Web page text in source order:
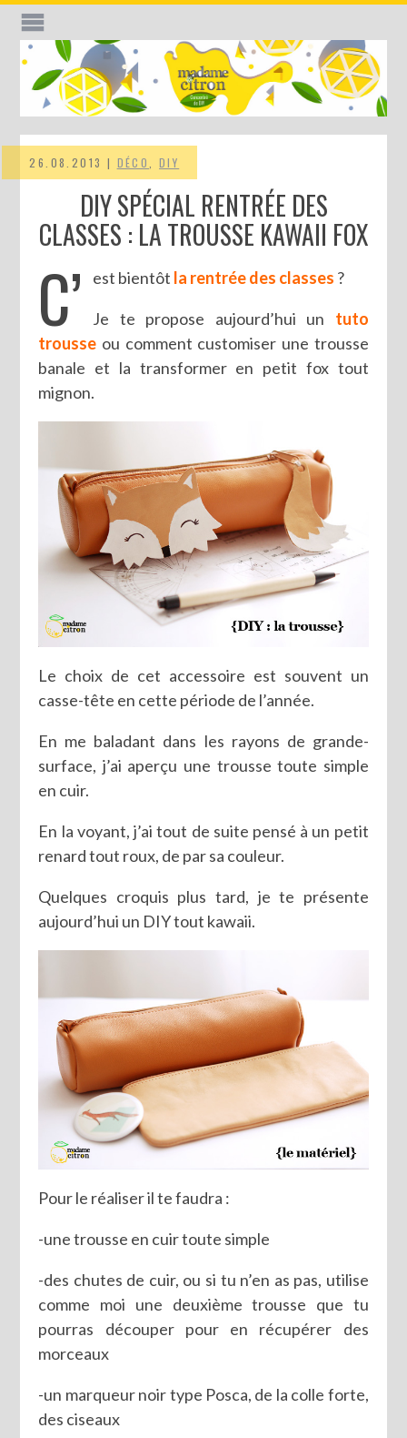
26.08.2013 | DÉCO ,DIY
DIY SPÉCIAL RENTRÉE DES
CLASSES : LA TROUSSE KAWAII FOX
C’ est bientôt la rentrée des classes ?
Je te propose aujourd’hui un tuto
trousse ou comment customiser une trousse
banale et la transformer en petit fox tout
mignon.
Le choix de cet accessoire est souvent un
casse-tête en cette période de l’année.
En me baladant dans les rayons de grande-
surface, j’ai aperçu une trousse toute simple
en cuir.
En la voyant, j’ai tout de suite pensé à un petit
renard tout roux, de par sa couleur.
Quelques croquis plus tard, je te présente
aujourd’hui un DIY tout kawaii.
Pour le réaliser il te faudra :
-une trousse en cuir toute simple
-des chutes de cuir, ou si tu n’en as pas, utilise
comme moi une deuxième trousse que tu
pourras découper pour en récupérer des
morceaux
-un marqueur noir type Posca, de la colle forte,
des ciseaux